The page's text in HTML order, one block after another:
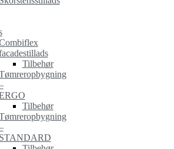
Tilbehør
Tilbehør
STANDARD